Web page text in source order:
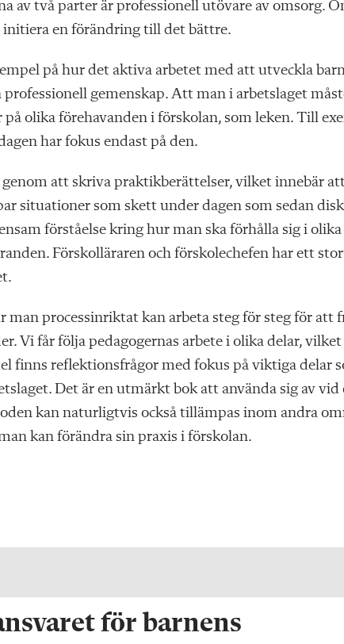
av två parter är professionell utövare av omsorg.
en förändring till det bättre.
på hur det aktiva arbetet med att utveckla
gemenskap. Att man i arbetslaget
olika förehavanden i förskolan, som leken. Till
har fokus endast på den.
att skriva praktikberättelser, vilket innebär
situationer som skett under dagen som sedan
förståelse kring hur man ska förhålla sig i
Förskolläraren och förskolechefen har ett
man processinriktat kan arbeta steg för steg för att
Vi får följa pedagogernas arbete i olika delar,
finns reflektionsfrågor med fokus på viktiga delar
Det är en utmärkt bok att använda sig av vid
kan naturligtvis också tillämpas inom andra
kan förändra sin praxis i förskolan.
för barnens